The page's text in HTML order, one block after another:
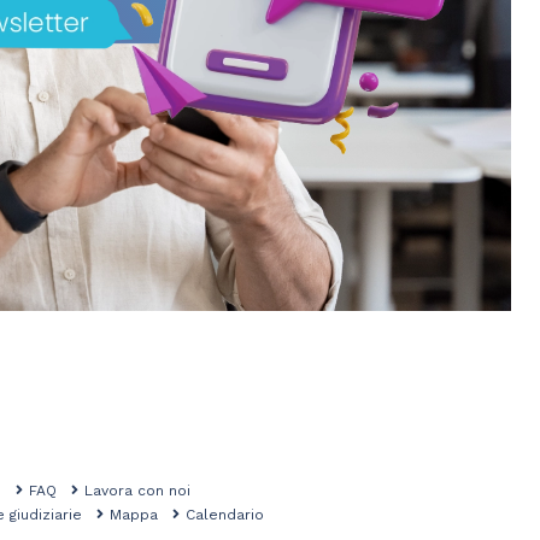
FAQ
Lavora con noi
giudiziarie
Mappa
Calendario